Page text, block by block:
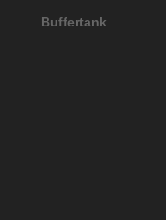
Buffertank